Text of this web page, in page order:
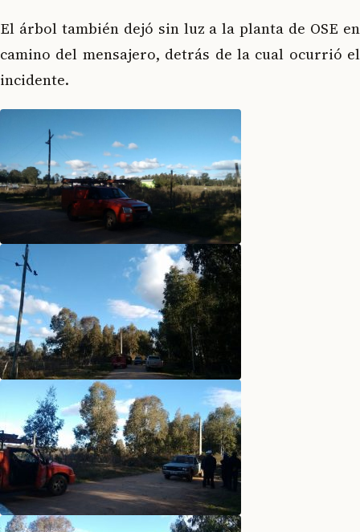
El árbol también dejó sin luz a la planta de OSE en
camino del mensajero, detrás de la cual ocurrió el
incidente.